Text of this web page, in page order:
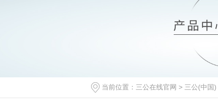
当前位置： 三公在线官网 > 三公(中国)